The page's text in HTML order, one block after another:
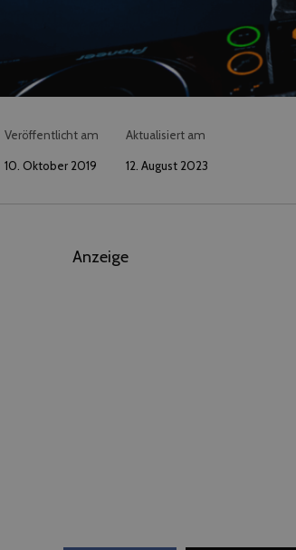
Veröffentlicht am
10. Oktober 2019
Aktualisiert am
12. August 2023
Anzeige